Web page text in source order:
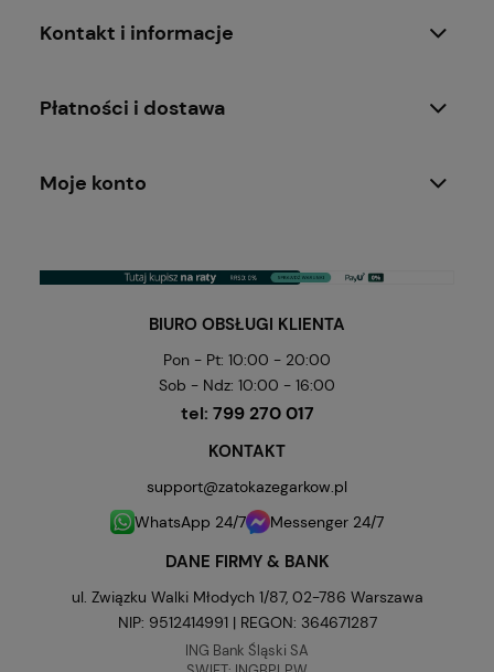
Kontakt i informacje
Płatności i dostawa
Moje konto
BIURO OBSŁUGI KLIENTA
Pon - Pt: 10:00 - 20:00
Sob - Ndz: 10:00 - 16:00
tel: 799 270 017
KONTAKT
support@zatokazegarkow.pl
WhatsApp 24/7
Messenger 24/7
DANE FIRMY & BANK
ul. Związku Walki Młodych 1/87, 02-786 Warszawa
NIP: 9512414991 | REGON: 364671287
ING Bank Śląski SA